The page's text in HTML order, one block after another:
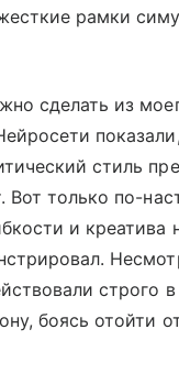
рамки
сделать из
стиль
Вот только по-
и
строго в
боясь отойти